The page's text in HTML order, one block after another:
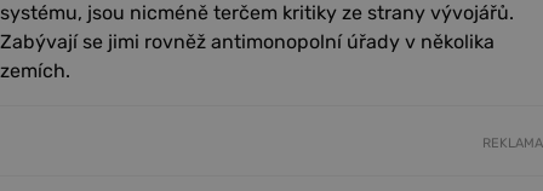
systému, jsou nicméně terčem kritiky ze strany vývojářů.
Zabývají se jimi rovněž antimonopolní úřady v několika
zemích.
REKLAMA